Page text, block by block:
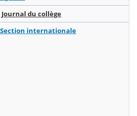
Journal du collège
Section internationale